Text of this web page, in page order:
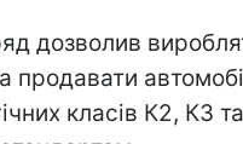
дозволив
продавати
класів К2, К3